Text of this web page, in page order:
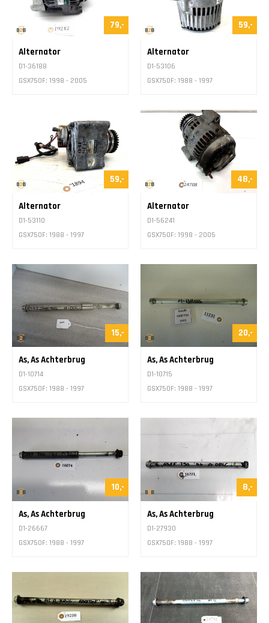
79,-
Alternator
D1-36188
GSX750F: 1998 - 2005
59,-
Alternator
D1-53106
GSX750F: 1988 - 1997
59,-
Alternator
D1-53110
GSX750F: 1988 - 1997
48,-
Alternator
D1-56241
GSX750F: 1998 - 2005
15,-
As, As Achterbrug
D1-10714
GSX750F: 1988 - 1997
20,-
As, As Achterbrug
D1-10715
GSX750F: 1988 - 1997
10,-
As, As Achterbrug
D1-26667
GSX750F: 1988 - 1997
8,-
As, As Achterbrug
D1-27930
GSX750F: 1988 - 1997